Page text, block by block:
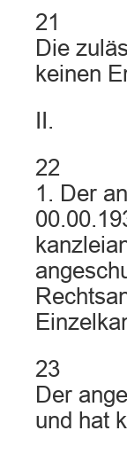
21
Die
keinen
II.
22
1. Der
23
Der
und hat